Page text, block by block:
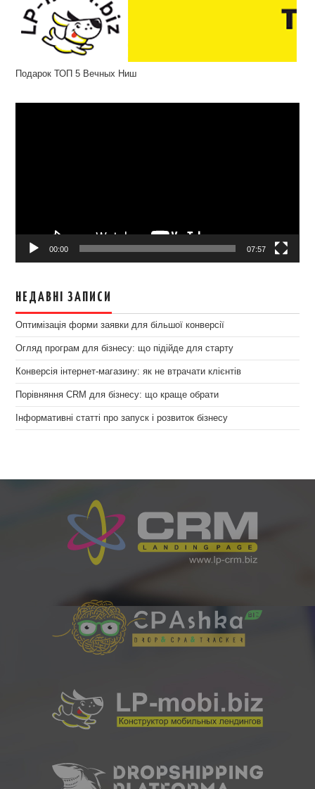
Подарок ТОП 5 Вечных Ниш
00:00 07:57
НЕДАВНІ ЗАПИСИ
Оптимізація форми заявки для більшої конверсії
Огляд програм для бізнесу: що підійде для старту
Конверсія інтернет-магазину: як не втрачати клієнтів
Порівняння CRM для бізнесу: що краще обрати
Інформативні статті про запуск і розвиток бізнесу